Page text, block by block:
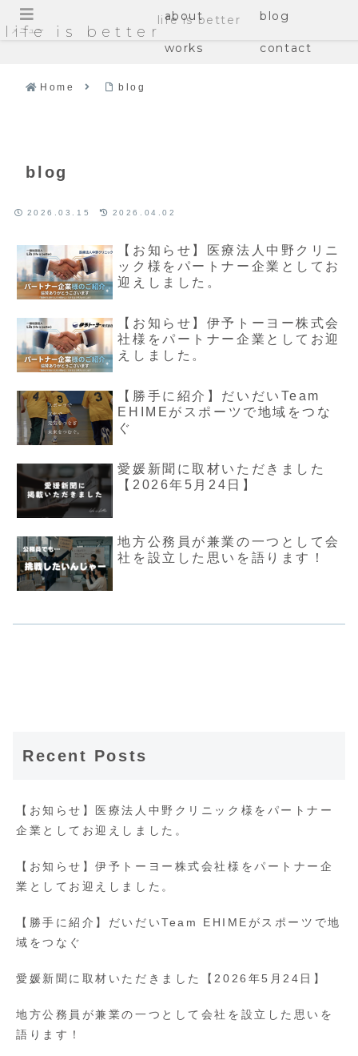
life is better
about blog
works contact
Home blog
blog
2026.03.15 2026.04.02
【お知らせ】医療法人中野クリニ
ック様をパートナー企業としてお
迎えしました。
【お知らせ】伊予トーヨー株式会
社様をパートナー企業としてお迎
えしました。
【勝手に紹介】だいだいTeam
EHIMEがスポーツで地域をつな
ぐ
愛媛新聞に取材いただきました
【2026年5月24日】
地方公務員が兼業の一つとして会
社を設立した思いを語ります！
Recent Posts
【お知らせ】医療法人中野クリニック様をパートナー
企業としてお迎えしました。
【お知らせ】伊予トーヨー株式会社様をパートナー企
業としてお迎えしました。
【勝手に紹介】だいだいTeam EHIMEがスポーツで地
域をつなぐ
愛媛新聞に取材いただきました【2026年5月24日】
地方公務員が兼業の一つとして会社を設立した思いを
語ります！
メニュー
life is better